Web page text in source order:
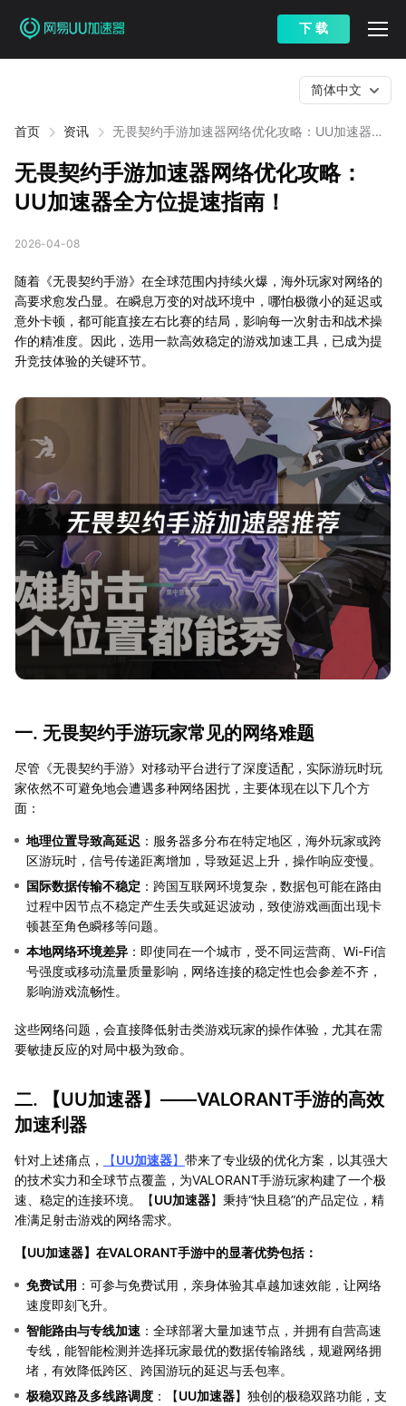
下 载
首页 资讯
无畏契约手游加速器网络优化攻略：UU加速器全
简体中文
无畏契约手游加速器网络优化攻略：
UU加速器全方位提速指南！
2026-04-08
随着《无畏契约手游》在全球范围内持续火爆，海外玩家对网络的
高要求愈发凸显。在瞬息万变的对战环境中，哪怕极微小的延迟或
意外卡顿，都可能直接左右比赛的结局，影响每一次射击和战术操
作的精准度。因此，选用一款高效稳定的游戏加速工具，已成为提
升竞技体验的关键环节。
一. 无畏契约手游玩家常见的网络难题
尽管《无畏契约手游》对移动平台进行了深度适配，实际游玩时玩
家依然不可避免地会遭遇多种网络困扰，主要体现在以下几个方
面：
地理位置导致高延迟 ：服务器多分布在特定地区，海外玩家或跨
区游玩时，信号传递距离增加，导致延迟上升，操作响应变慢。
国际数据传输不稳定 ：跨国互联网环境复杂，数据包可能在路由
过程中因节点不稳定产生丢失或延迟波动，致使游戏画面出现卡
顿甚至角色瞬移等问题。
本地网络环境差异 ：即使同在一个城市，受不同运营商、Wi-Fi信
号强度或移动流量质量影响，网络连接的稳定性也会参差不齐，
影响游戏流畅性。
这些网络问题，会直接降低射击类游戏玩家的操作体验，尤其在需
要敏捷反应的对局中极为致命。
二. 【UU加速器】——VALORANT手游的高效
加速利器
针对上述痛点， 【UU加速器】 带来了专业级的优化方案，以其强大
的技术实力和全球节点覆盖，为VALORANT手游玩家构建了一个极
速、稳定的连接环境。【UU加速器】秉持“快且稳”的产品定位，精
准满足射击游戏的网络需求。
【UU加速器】在VALORANT手游中的显著优势包括：
免费试用 ：可参与免费试用，亲身体验其卓越加速效能，让网络
速度即刻飞升。
智能路由与专线加速 ：全球部署大量加速节点，并拥有自营高速
专线，能智能检测并选择玩家最优的数据传输路线，规避网络拥
堵，有效降低跨区、跨国游玩的延迟与丢包率。
极稳双路及多线路调度 ：【UU加速器】独创的极稳双路功能，支